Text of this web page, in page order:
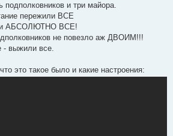
подполковников и три майора.
пережили ВСЕ
АБСОЛЮТНО ВСЕ!
не повезло аж ДВОИМ!!!
- выжили все.
это такое было и какие настроения: